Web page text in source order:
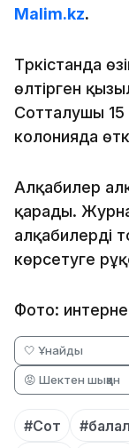
Malim.kz.
Түркістанда
өлтірген
Сотталушы
колонияда
Алқабилер
қарады.
алқабилерді
көрсетуге
Фото:
🤍 Ұнайды
😡 Шектен шыққан
#Сот